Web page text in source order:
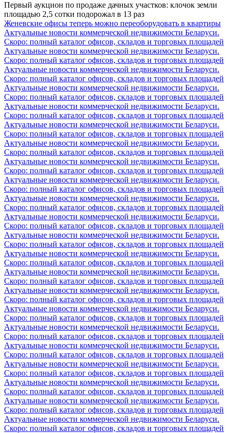
Первый аукцион по продаже дачных участков: клочок земли
площадью 2,5 сотки подорожал в 13 раз
Женевские офисы теперь можно переоборудовать в квартиры
Актуальные новости коммерческой недвижимости Беларуси.
Скоро: полный каталог офисов, складов и торговых площадей
Актуальные новости коммерческой недвижимости Беларуси.
Скоро: полный каталог офисов, складов и торговых площадей
Актуальные новости коммерческой недвижимости Беларуси.
Скоро: полный каталог офисов, складов и торговых площадей
Актуальные новости коммерческой недвижимости Беларуси.
Скоро: полный каталог офисов, складов и торговых площадей
Актуальные новости коммерческой недвижимости Беларуси.
Скоро: полный каталог офисов, складов и торговых площадей
Актуальные новости коммерческой недвижимости Беларуси.
Скоро: полный каталог офисов, складов и торговых площадей
Актуальные новости коммерческой недвижимости Беларуси.
Скоро: полный каталог офисов, складов и торговых площадей
Актуальные новости коммерческой недвижимости Беларуси.
Скоро: полный каталог офисов, складов и торговых площадей
Актуальные новости коммерческой недвижимости Беларуси.
Скоро: полный каталог офисов, складов и торговых площадей
Актуальные новости коммерческой недвижимости Беларуси.
Скоро: полный каталог офисов, складов и торговых площадей
Актуальные новости коммерческой недвижимости Беларуси.
Скоро: полный каталог офисов, складов и торговых площадей
Актуальные новости коммерческой недвижимости Беларуси.
Скоро: полный каталог офисов, складов и торговых площадей
Актуальные новости коммерческой недвижимости Беларуси.
Скоро: полный каталог офисов, складов и торговых площадей
Актуальные новости коммерческой недвижимости Беларуси.
Скоро: полный каталог офисов, складов и торговых площадей
Актуальные новости коммерческой недвижимости Беларуси.
Скоро: полный каталог офисов, складов и торговых площадей
Актуальные новости коммерческой недвижимости Беларуси.
Скоро: полный каталог офисов, складов и торговых площадей
Актуальные новости коммерческой недвижимости Беларуси.
Скоро: полный каталог офисов, складов и торговых площадей
Актуальные новости коммерческой недвижимости Беларуси.
Скоро: полный каталог офисов, складов и торговых площадей
Актуальные новости коммерческой недвижимости Беларуси.
Скоро: полный каталог офисов, складов и торговых площадей
Актуальные новости коммерческой недвижимости Беларуси.
Скоро: полный каталог офисов, складов и торговых площадей
Актуальные новости коммерческой недвижимости Беларуси.
Скоро: полный каталог офисов, складов и торговых площадей
Актуальные новости коммерческой недвижимости Беларуси.
Скоро: полный каталог офисов, складов и торговых площадей